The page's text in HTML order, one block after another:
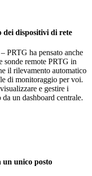
dei dispositivi di rete
– PRTG ha pensato anche
sonde remote PRTG in
il rilevamento automatico
di monitoraggio per voi.
e gestire i
un dashboard centrale.
unico posto